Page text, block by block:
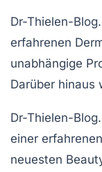
Dr-Thielen-
erfahrenen
unabhängige
Darüber hinaus
Dr-Thielen-
einer
neuesten